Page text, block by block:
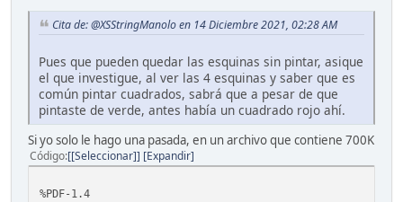
Cita de: @XSStringManolo en 14 Diciembre 2021, 02:28 AM
Pues que pueden quedar las esquinas sin pintar, asique
el que investigue, al ver las 4 esquinas y saber que es
común pintar cuadrados, sabrá que a pesar de que
pintaste de verde, antes había un cuadrado rojo ahí.
Si yo solo le hago una pasada, en un archivo que contiene 700K
Código [Seleccionar] Expandir
%PDF-1.4